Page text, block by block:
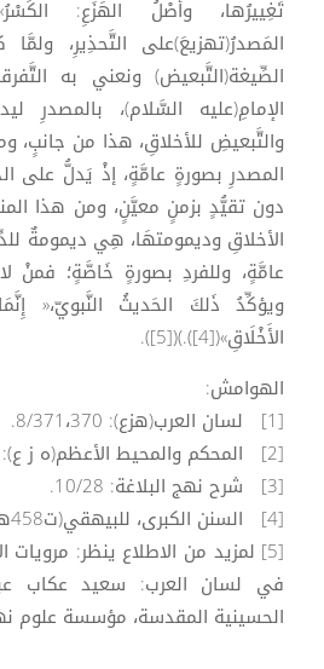
المَصدرُ(تهزيعَ)على التَّحذِيرِ،
الصِّيغة(التَّبعيض) ونعني به
الإمامِ(عليه السَّلام)، بالمصدرِ
والتَّبعيضِ للأخلاقِ، هذا من جانبٍ،
المصدرِ بصورةٍ عامَّةٍ، إذْ يَدلُّ على
دون تقيُّدٍ بزمنٍ معيَّنٍ، ومن هذا
الأخلاقِ وديمومتهَا، هِي ديمومةٌ
عامَّةٍ، وللفردِ بصورةٍ خَاصَّةٍ؛ فمنْ
ويؤكِّدُ ذَلكَ الحَديثُ النَّبويّ،«
الأَخْلَاقِ»([4]).)([5]).
الهوامش:
[1] لسان العرب(هزع): 8/371،370.
[2] المحكم والمحيط الأعظم(ه ز ع): 1/118.
[3] شرح نهج البلاغة: 10/28.
[4] السنن الكبرى، للبيهقي(ت458هــ): 10/323.
[5] لمزيد من الاطلاع ينظر:
في لسان العرب: سعيد عكاب
الحسينية المقدسة، مؤسسة علوم نهج